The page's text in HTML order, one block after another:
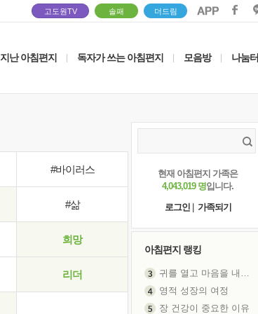
고도원TV 솔패 더드림
지난 아침편지 독자가 쓰는 아침편지 모음방 나눔터
#바이러스
#삶
희망
리더
현재 아침편지 가족은
4,043,019 명입니다.
로그인
가족되기
아침편지 랭킹
귀를 열고 마음을 내어주고
영적 성장의 여정
장 건강이 중요한 이유